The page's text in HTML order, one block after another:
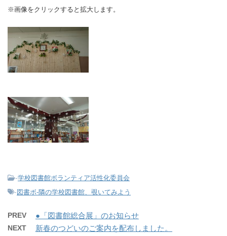
※画像をクリックすると拡大します。
-学校図書館ボランティア活性化委員会
- 図書ボ-隣の学校図書館、覗いてみよう
PREV ●「図書館総合展」のお知らせ
NEXT 新春のつどいのご案内を配布しました。